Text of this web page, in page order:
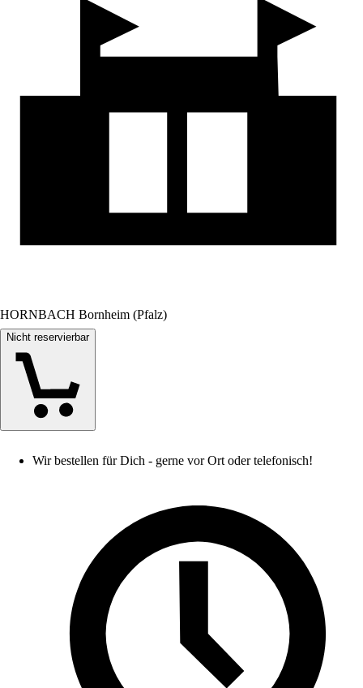
HORNBACH Bornheim (Pfalz)
Nicht reservierbar
Wir bestellen für Dich - gerne vor Ort oder telefonisch!